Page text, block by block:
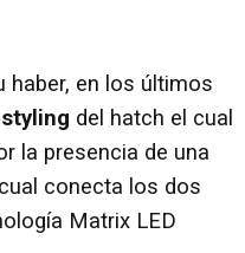
haber, en los últimos
del hatch el cual
la presencia de una
conecta los dos
Matrix LED